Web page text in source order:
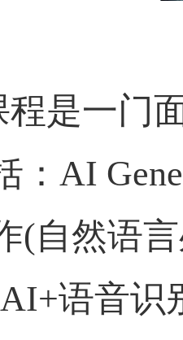
程是一门
： AI
(自然语
语音识